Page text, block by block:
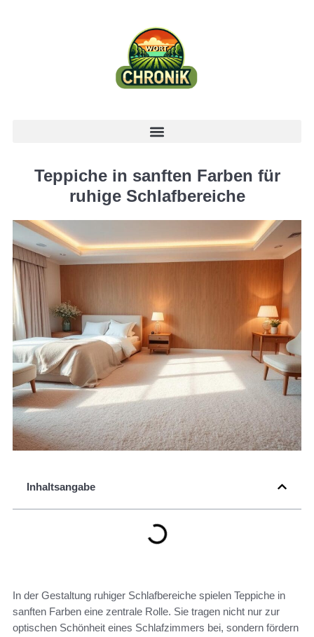
Teppiche in sanften Farben für
ruhige Schlafbereiche
Inhaltsangabe
In der Gestaltung ruhiger Schlafbereiche spielen Teppiche in
sanften Farben eine zentrale Rolle. Sie tragen nicht nur zur
optischen Schönheit eines Schlafzimmers bei, sondern fördern